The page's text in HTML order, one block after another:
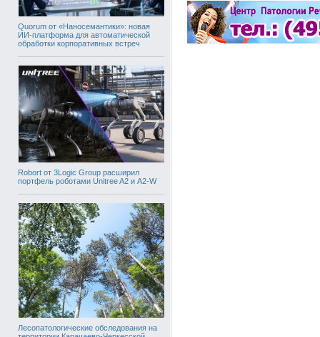
Quorum от «Наносемантики»: новая
ИИ-платформа для автоматической
обработки корпоративных встреч
Robort от 3Logic Group расширил
портфель роботами Unitree A2 и A2-W
Лесопатологические обследования на